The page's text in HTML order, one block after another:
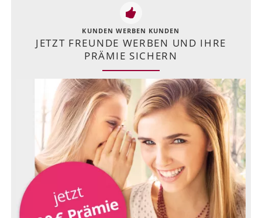
KUNDEN WERBEN KUNDEN
JETZT FREUNDE WERBEN UND IHRE
PRÄMIE SICHERN